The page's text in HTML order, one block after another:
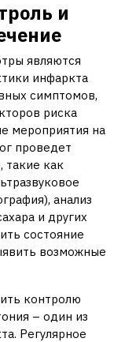
и
являются
инфаркта
симптомов,
риска
мероприятия на
проведет
такие как
анализ
и других
состояние
возможные
контролю
– один из
Регулярное